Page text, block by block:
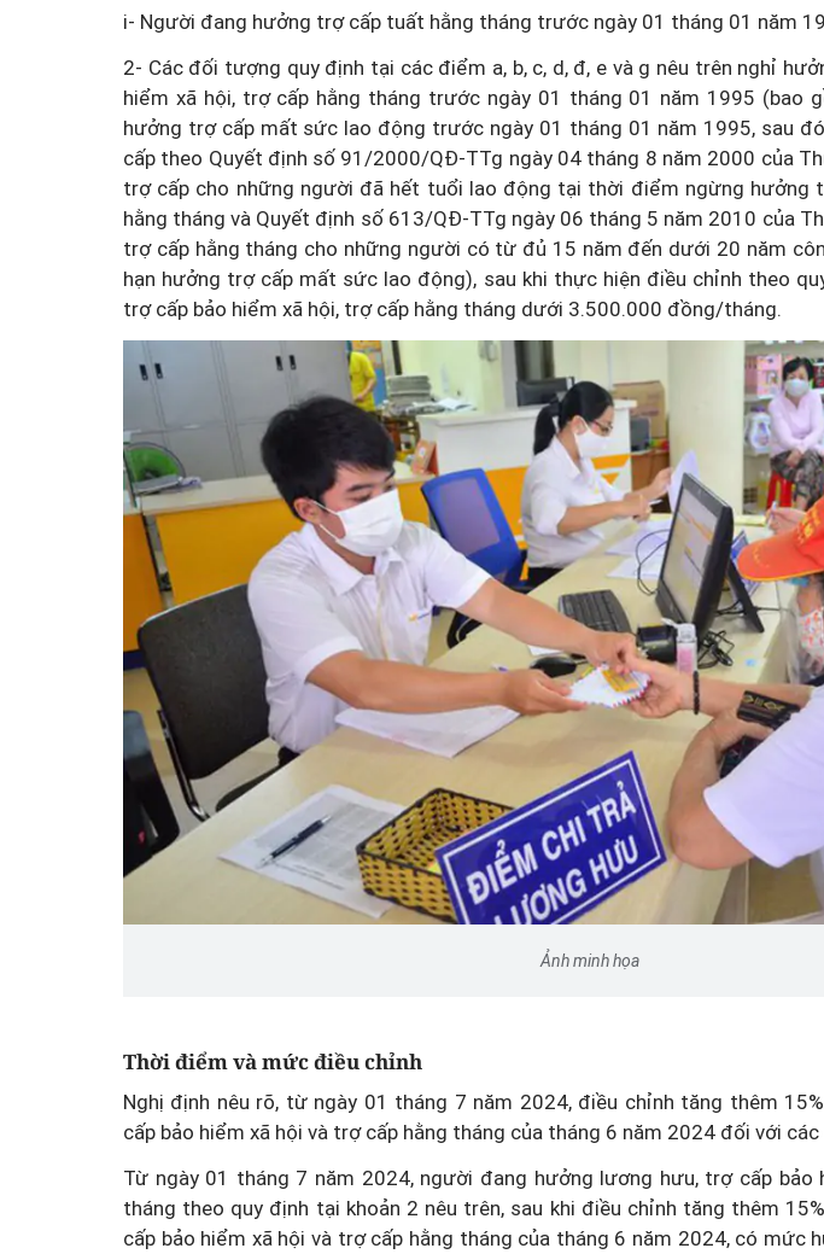
i- Người đang hưởng trợ cấp tuất hằng tháng trước ngày 01 tháng 01 năm
2- Các đối tượng quy định tại các điểm a, b, c, d, đ, e và g nêu trên nghỉ
hiểm xã hội, trợ cấp hằng tháng trước ngày 01 tháng 01 năm 1995 (bao
hưởng trợ cấp mất sức lao động trước ngày 01 tháng 01 năm 1995, sau
cấp theo Quyết định số 91/2000/QĐ-TTg ngày 04 tháng 8 năm 2000 của
trợ cấp cho những người đã hết tuổi lao động tại thời điểm ngừng hưởng
hằng tháng và Quyết định số 613/QĐ-TTg ngày 06 tháng 5 năm 2010 của
trợ cấp hằng tháng cho những người có từ đủ 15 năm đến dưới 20 năm
hạn hưởng trợ cấp mất sức lao động), sau khi thực hiện điều chỉnh theo
trợ cấp bảo hiểm xã hội, trợ cấp hằng tháng dưới 3.500.000 đồng/tháng.
Ảnh minh họa
Thời điểm và mức điều chỉnh
Nghị định nêu rõ, từ ngày 01 tháng 7 năm 2024, điều chỉnh tăng thêm
cấp bảo hiểm xã hội và trợ cấp hằng tháng của tháng 6 năm 2024 đối với
Từ ngày 01 tháng 7 năm 2024, người đang hưởng lương hưu, trợ cấp bảo
tháng theo quy định tại khoản 2 nêu trên, sau khi điều chỉnh tăng thêm
cấp bảo hiểm xã hội và trợ cấp hằng tháng của tháng 6 năm 2024, có mức